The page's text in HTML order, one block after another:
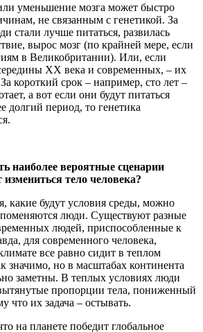
уменьшение мозга может быстро
не связанным с генетикой. За
стали лучше питаться, развилась
вырос мозг (по крайней мере, если
в Великобритании). Или, если
XX века и современных, – их
короткий срок – например, сто лет –
а вот если они будут питаться
долгий период, то генетика
наиболее вероятные сценарии
тело человека?
какие будут условия среды, можно
люди. Существуют разные
людей, приспособленные к
для современного человека,
все равно сидит в теплом
значимо, но в масштабах континента
заметны. В теплых условиях люди
пропорции тела, пониженный
что их задача – остывать.
на планете победит глобальное